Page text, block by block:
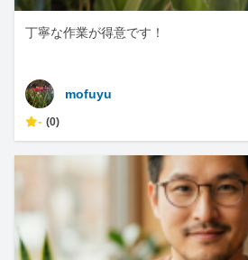
丁寧な作業が得意です！
mofuyu
- (0)